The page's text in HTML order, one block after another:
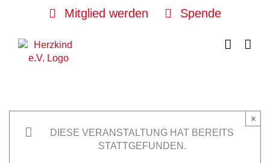
Mitglied werden Spende
DIESE VERANSTALTUNG HAT BEREITS
STATTGEFUNDEN.
×